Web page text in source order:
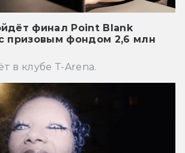
финал Point Blank
призовым фондом 2,6 млн
в клубе T-Arena.